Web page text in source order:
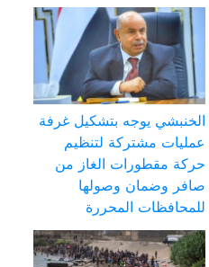
الخنبشي يوجه بتشكيل غرفة
عمليات مشتركة لتنظيم
حركة مقطورات الغاز من
صافر وضمان وصولها
للمحافظات المحررة